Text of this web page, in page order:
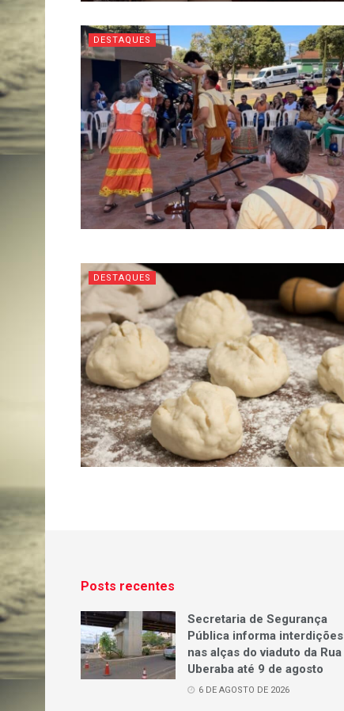
DESTAQUES
DESTAQUES
Posts recentes
Secretaria de Segurança
Pública informa interdições
nas alças do viaduto da Rua
Uberaba até 9 de agosto
6 DE AGOSTO DE 2026